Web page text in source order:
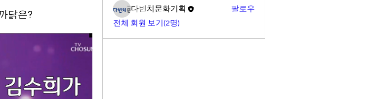
닭은? 다빈치문화기획
팔로우
전체 회원 보기(2명)